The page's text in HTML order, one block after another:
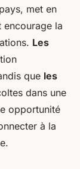
met en
encourage la
Les
que les
dans une
opportunité
à la